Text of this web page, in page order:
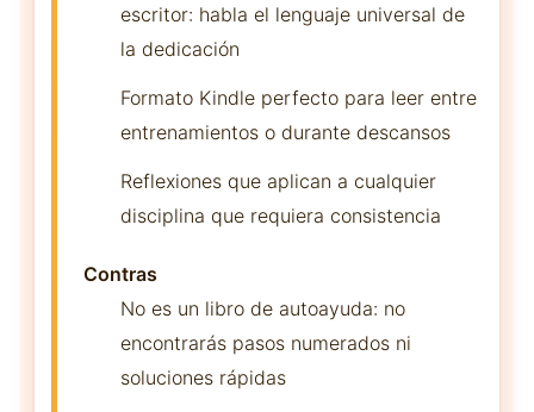
escritor: habla el lenguaje universal de
la dedicación
Formato Kindle perfecto para leer entre
entrenamientos o durante descansos
Reflexiones que aplican a cualquier
disciplina que requiera consistencia
Contras
No es un libro de autoayuda: no
encontrarás pasos numerados ni
soluciones rápidas